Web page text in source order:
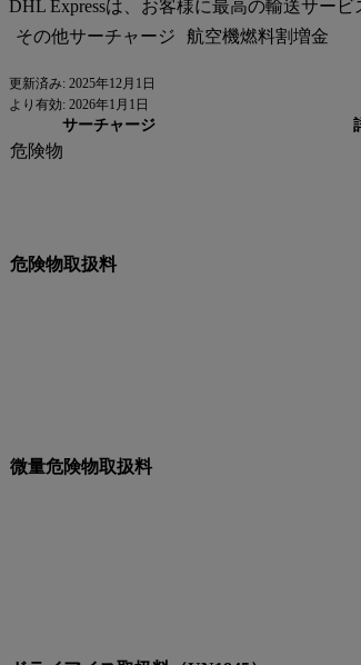
DHL Expressは、お客様に最高の輸送サー
その他サーチャージ
航空機燃料割増金
更新済み: 2025年12月1日
より有効: 2026年1月1日
サーチャージ
危険物
危険物取扱料
微量危険物取扱料